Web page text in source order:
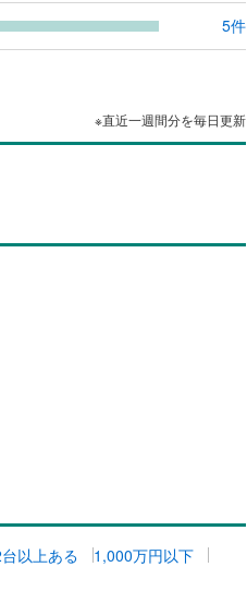
5件
※直近一週間分を毎日更新
以上ある
1,000万円以下